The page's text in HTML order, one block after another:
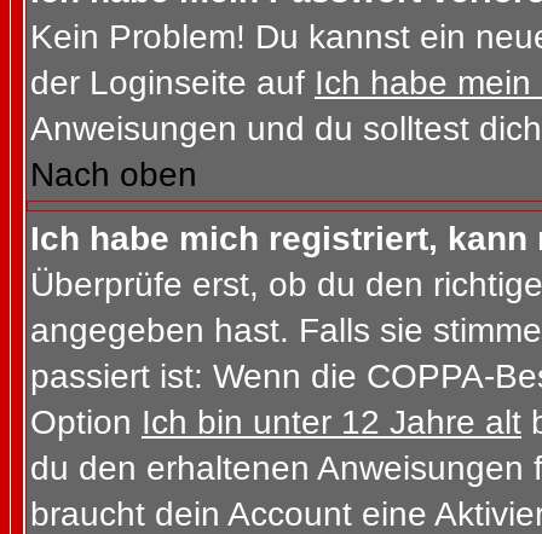
Kein Problem! Du kannst ein
der Loginseite auf Ich habe
Anweisungen und du solltest
Nach oben
Ich habe mich registriert,
Überprüfe erst, ob du den
angegeben hast. Falls sie
passiert ist: Wenn die COPPA-
Option Ich bin unter 12 Jahre alt
du den erhaltenen
braucht dein Account eine